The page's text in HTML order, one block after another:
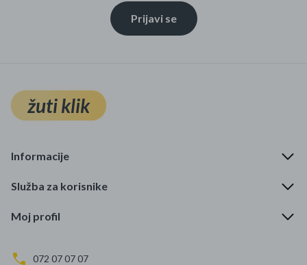
Prijavi se
žuti klik
Informacije
Služba za korisnike
Moj profil
072 07 07 07